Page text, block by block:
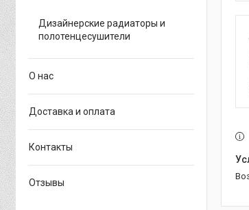
Дизайнерские радиаторы и
полотенцесушители
О нас
Доставка и оплата
Контакты
Отзывы